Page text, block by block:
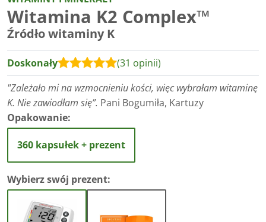
Witamina K2 Complex™
Źródło witaminy K
Doskonały
(31 opinii)
"Zależało mi na wzmocnieniu kości, więc wybrałam witaminę
K. Nie zawiodłam się”. Pani Bogumiła, Kartuzy
Opakowanie:
360 kapsułek + prezent
Wybierz swój prezent: